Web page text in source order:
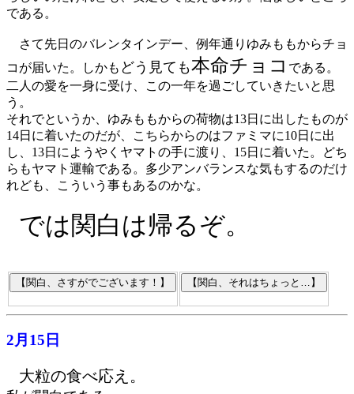
である。
さて先日のバレンタインデー、例年通りゆみももからチョ
コが届いた。しかも どう見ても本命チョコ である。
二人の愛を一身に受け、この一年を過ごしていきたいと思
う。
それでというか、ゆみももからの荷物は13日に出したものが
14日に着いたのだが、こちらからのはファミマに10日に出
し、13日にようやくヤマトの手に渡り、15日に着いた。どち
らもヤマト運輸である。多少アンバランスな気もするのだけ
れども、こういう事もあるのかな。
では関白は帰るぞ。
2月15日
大粒の食べ応え。